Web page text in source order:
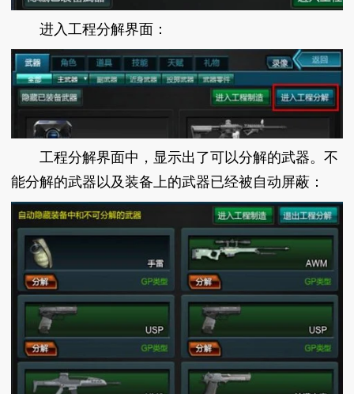
进入工程分解界面：
工程分解界面中，显示出了可以分解的武器。不
能分解的武器以及装备上的武器已经被自动屏蔽：